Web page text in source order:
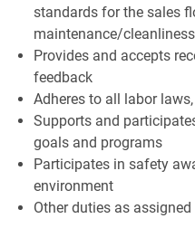
standards for the sales
maintenance/
Provides and accepts
feedback
Adheres to all labor
Supports and
goals and programs
Participates in safety
environment
Other duties as assigned